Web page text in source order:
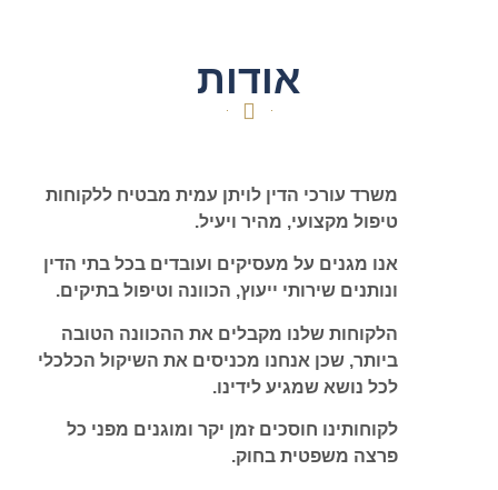
אודות
משרד עורכי הדין לויתן עמית מבטיח ללקוחות
טיפול מקצועי, מהיר ויעיל.
אנו מגנים על מעסיקים ועובדים בכל בתי הדין
ונותנים שירותי ייעוץ, הכוונה וטיפול בתיקים.
הלקוחות שלנו מקבלים את ההכוונה הטובה
ביותר, שכן אנחנו מכניסים את השיקול הכלכלי
לכל נושא שמגיע לידינו.
לקוחותינו חוסכים זמן יקר ומוגנים מפני כל
פרצה משפטית בחוק.